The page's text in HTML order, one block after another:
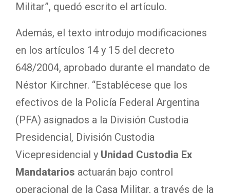
Militar”, quedó escrito el artículo.
Además, el texto introdujo modificaciones
en los artículos 14 y 15 del decreto
648/2004, aprobado durante el mandato de
Néstor Kirchner. “Establécese que los
efectivos de la Policía Federal Argentina
(PFA) asignados a la División Custodia
Presidencial, División Custodia
Vicepresidencial y Unidad Custodia Ex
Mandatarios actuarán bajo control
operacional de la Casa Militar, a través de la